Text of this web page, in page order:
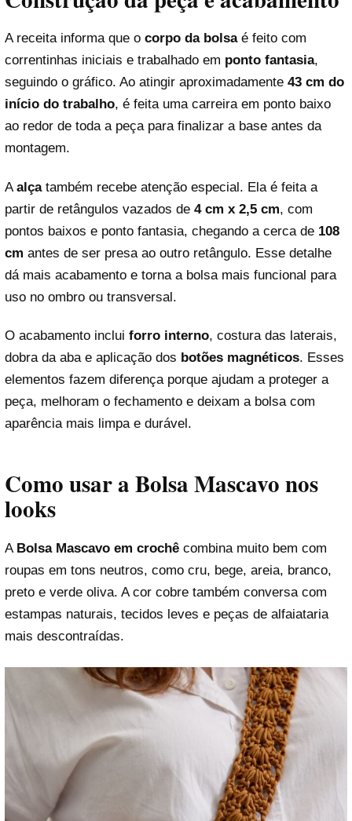
A receita informa que o corpo da bolsaé feito com
correntinhas iniciais e trabalhado em ponto fantasia,
seguindo o gráfico. Ao atingir aproximadamente 43 cm do
início do trabalho, é feita uma carreira em ponto baixo
ao redor de toda a peça para finalizar a base antes da
montagem.
A alçatambém recebe atenção especial. Ela é feita a
partir de retângulos vazados de 4 cm x 2,5 cm, com
pontos baixos e ponto fantasia, chegando a cerca de 108
cm antes de ser presa ao outro retângulo. Esse detalhe
dá mais acabamento e torna a bolsa mais funcional para
uso no ombro ou transversal.
O acabamento inclui forro interno, costura das laterais,
dobra da aba e aplicação dos botões magnéticos. Esses
elementos fazem diferença porque ajudam a proteger a
peça, melhoram o fechamento e deixam a bolsa com
aparência mais limpa e durável.
Como usar a Bolsa Mascavo nos
looks
A Bolsa Mascavo em crochê combina muito bem com
roupas em tons neutros, como cru, bege, areia, branco,
preto e verde oliva. A cor cobre também conversa com
estampas naturais, tecidos leves e peças de alfaiataria
mais descontraídas.